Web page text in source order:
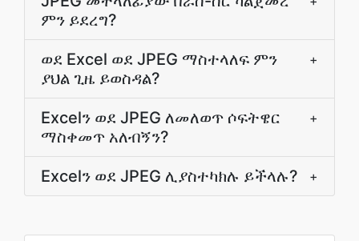
ምን ይደረግ?
ወደ Excel ወደ JPEG ማስተላለፍ ምን
ያህል ጊዜ ይወስዳል?
+
Excelን ወደ JPEG ለመለወጥ ሶፍትዌር
ማስቀመጥ አለብኝን?
+
Excelን ወደ JPEG ሊያስተካክሉ ይችላሉ? +